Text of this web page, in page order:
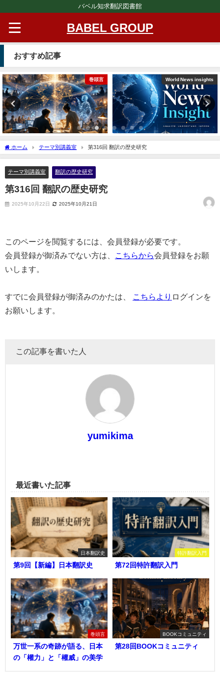
バベル知求翻訳図書館
BABEL GROUP
おすすめ記事
巻頭言 World News insights
ホーム テーマ別講義室 第316回 翻訳の歴史研究
テーマ別講義室 翻訳の歴史研究
第316回 翻訳の歴史研究
2025年10月22日 2025年10月21日
このページを閲覧するには、会員登録が必要です。
会員登録が御済みでない方は、
こちらから会員登録をお願
いします。
すでに会員登録が御済みのかたは、 こちらより ログインを
お願いします。
この記事を書いた人
yumikima
最近書いた記事
日本翻訳史
第9回【新編】日本翻訳史
特許翻訳入門
第72回特許翻訳入門
巻頭言
万世一系の奇跡が語る、日本
の「權力」と「權威」の美学
BOOKコミュニティ
第28回BOOKコミュニティ